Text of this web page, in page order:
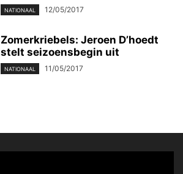
NATIONAAL 12/05/2017
Zomerkriebels: Jeroen D’hoedt
stelt seizoensbegin uit
NATIONAAL 11/05/2017